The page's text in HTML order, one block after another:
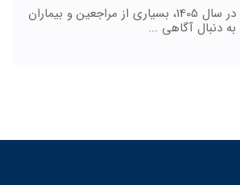
در سال 1405، بسیاری از مراجعین و بیماران
به دنبال آگاهی ...